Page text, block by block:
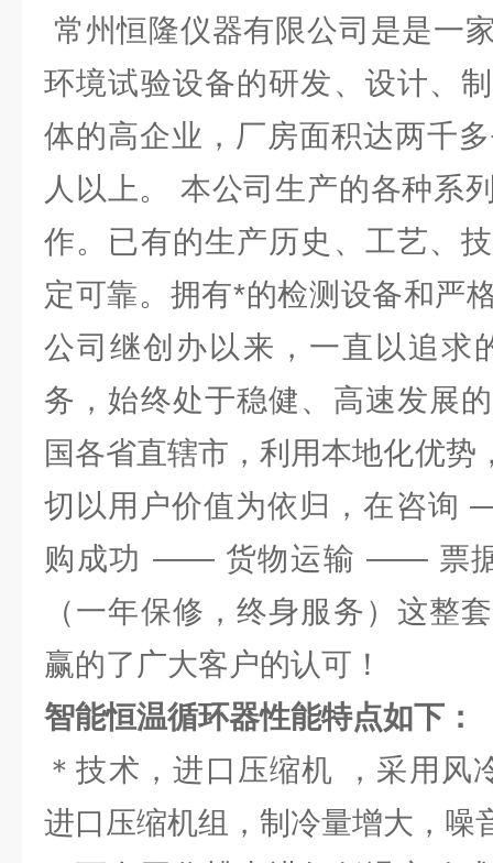
常州恒隆仪器有限公司是是一
环境试验设备的研发、设计、
体的高企业，厂房面积达两千
人以上。 本公司生产的各种系
作。已有的生产历史、工艺、
定可靠。拥有*的检测设备和严
公司继创办以来，一直以追求
务，始终处于稳健、高速发展
国各省直辖市，利用本地化优势
切以用户价值为依归，在咨
购成功 —— 货物运输 —— 票
（一年保修，终身服务）这整
赢的了广大客户的认可！
智能恒温循环器性能特点如下：
＊技术，进口压缩机 ，采用风
进口压缩机组，制冷量增大，噪